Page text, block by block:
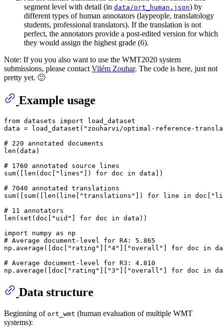
segment level with detail (in data/ort_human.json) by
different types of human annotators (laypeople, translatology
students, professional translators). If the translation is not
perfect, the annotators provide a post-edited version for which
they would assign the highest grade (6).
Note: If you you also want to use the WMT2020 system
submissions, please contactVilém Zouhar. The code is here, just not
pretty yet. 🙂
Example usage
from datasets import load_dataset
data = load_dataset("zouharvi/optimal-reference-
# 220 annotated documents
len(data)
# 1760 annotated source lines
sum([len(doc["lines"]) for doc in data])
# 7040 annotated translations
sum([sum([len(line["translations"]) for line in
# 11 annotators
len(set(doc["uid"] for doc in data))
import numpy as np
# Average document-level for R4: 5.865
np.average([doc["rating"]["4"]["overall"] for doc in
# Average document-level for R3: 4.810
Data structure
Beginning of ort_wmt (human evaluation of multiple WMT
systems):